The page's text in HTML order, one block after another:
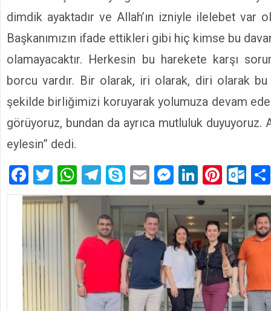
dimdik ayaktadır ve Allah’ın izniyle ilelebet var
Başkanımızın ifade ettikleri gibi hiç kimse bu
olamayacaktır. Herkesin bu harekete karşı
borcu vardır. Bir olarak, iri olarak, diri olarak bu
şekilde birliğimizi koruyarak yolumuza devam
görüyoruz, bundan da ayrıca mutluluk
eylesin” dedi.
Facebook
Twitter
WhatsApp
Telegram
SkypeEmailMessenger
LinkedIn